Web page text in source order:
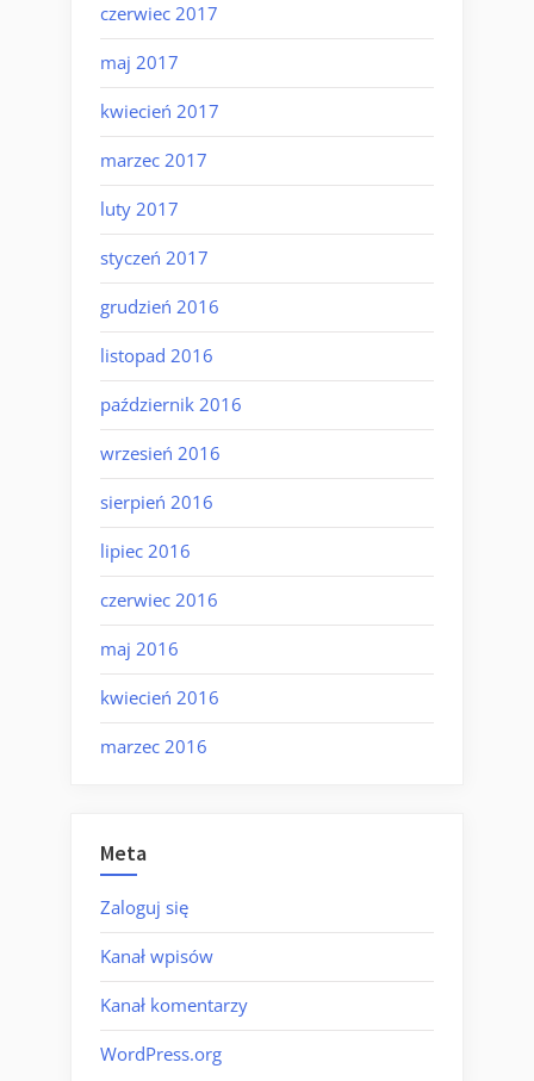
czerwiec 2017
maj 2017
kwiecień 2017
marzec 2017
luty 2017
styczeń 2017
grudzień 2016
listopad 2016
październik 2016
wrzesień 2016
sierpień 2016
lipiec 2016
czerwiec 2016
maj 2016
kwiecień 2016
marzec 2016
Meta
Zaloguj się
Kanał wpisów
Kanał komentarzy
WordPress.org